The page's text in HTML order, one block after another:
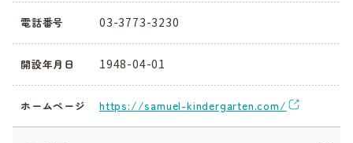
電話番号 03-3773-3230
開設年月日 1948-04-01
ホームページ https://samuel-kindergarten.com/